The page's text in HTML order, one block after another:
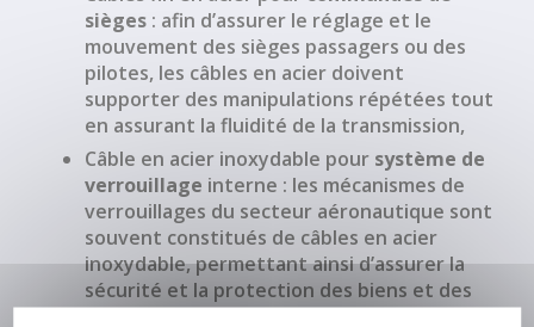
sièges : afin d’assurer le réglage et le
mouvement des sièges passagers ou des
pilotes, les câbles en acier doivent
supporter des manipulations répétées tout
en assurant la fluidité de la transmission,
Câble en acier inoxydable pour système de
verrouillage interne : les mécanismes de
verrouillages du secteur aéronautique sont
souvent constitués de câbles en acier
inoxydable, permettant ainsi d’assurer la
sécurité et la protection des biens et des
personnes.